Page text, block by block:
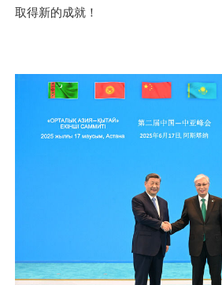
取得新的成就！